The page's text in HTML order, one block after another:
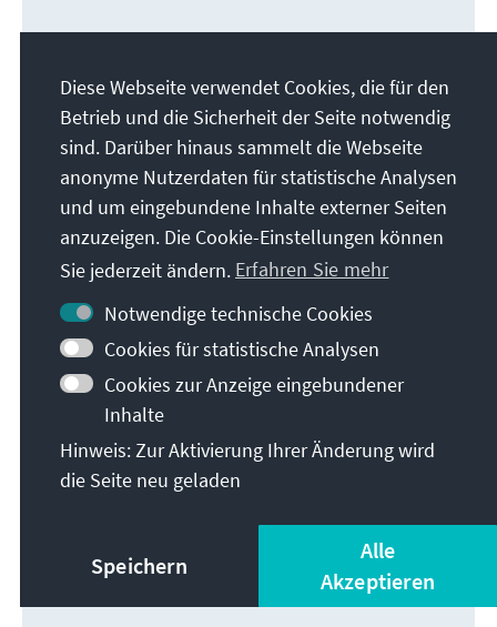
KONTAKT
Hendrik Sittig
Leiter des Medienprogramms Subsahara-Afrika
hendrik.sittig@kas.de
+27112142900
Diese Webseite verwendet Cookies, die für den
Betrieb und die Sicherheit der Seite notwendig
sind. Darüber hinaus sammelt die Webseite
anonyme Nutzerdaten für statistische Analysen
und um eingebundene Inhalte externer Seiten
anzuzeigen. Die Cookie-Einstellungen können
Sie jederzeit ändern. Erfahren Sie mehr
Notwendige technische Cookies
Cookies für statistische Analysen
Cookies zur Anzeige eingebundener
Inhalte
Hinweis: Zur Aktivierung Ihrer Änderung wird
die Seite neu geladen
Speichern
Alle
Akzeptieren